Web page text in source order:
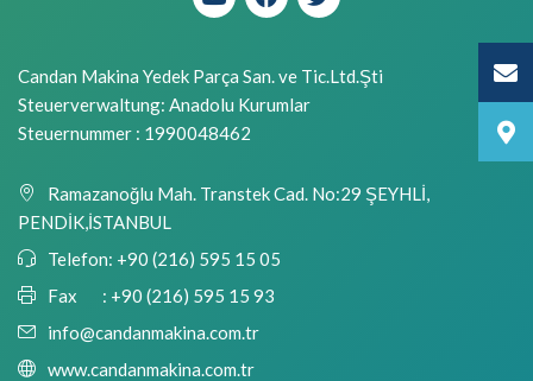
Candan Makina Yedek Parça San. ve Tic.Ltd.Şti
Steuerverwaltung: Anadolu Kurumlar
Steuernummer : 1990048462
Ramazanoğlu Mah. Transtek Cad. No:29 ŞEYHLİ,
PENDİK,İSTANBUL
Telefon: +90 (216) 595 15 05
Fax : +90 (216) 595 15 93
info@candanmakina.com.tr
www.candanmakina.com.tr